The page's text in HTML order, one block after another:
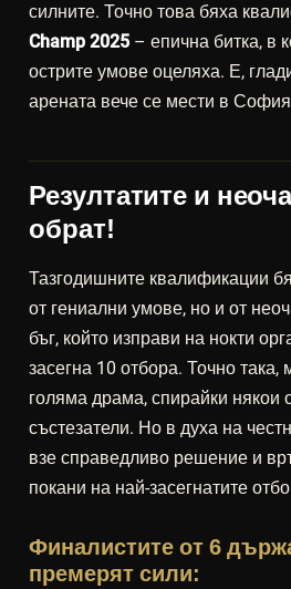
силните. Точно това бяха
Champ 2025 – епична битка, в
острите умове оцеляха. Е,
арената вече се мести в
Резултатите и
обрат!
Тазгодишните квалификации
от гениални умове, но и от
бъг, който изправи на нокти
засегна 10 отбора. Точно така,
голяма драма, спирайки някои
състезатели. Но в духа на
взе справедливо решение и
покани на най-засегнатите
Финалистите от 6
премерят сили: